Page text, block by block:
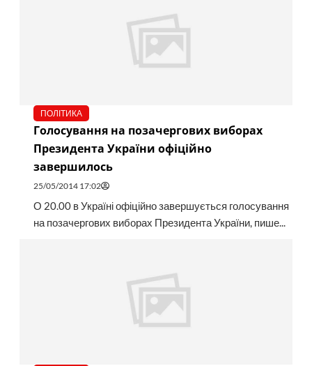
ПОЛІТИКА
Голосування на позачергових виборах
Президента України офіційно
завершилось
25/05/2014 17:02
О 20.00 в Україні офіційно завершується голосування
на позачергових виборах Президента України, пише...